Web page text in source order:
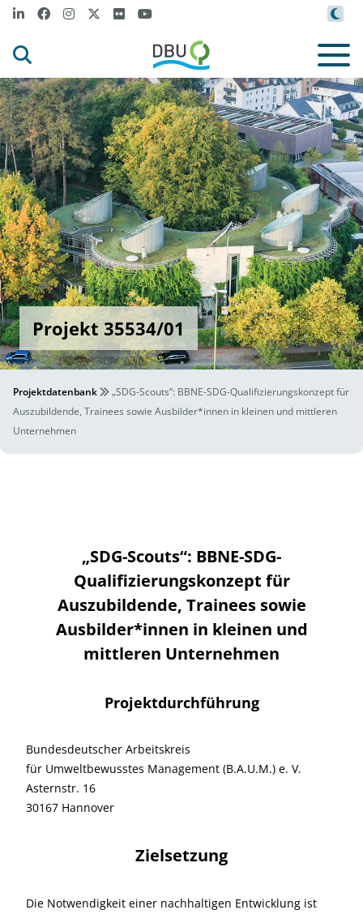
Projekt 35534/01
Projektdatenbank
„SDG-Scouts“: BBNE-SDG-Qualifizierungskonzept für
Auszubildende, Trainees sowie Ausbilder*innen in kleinen und mittleren
Unternehmen
„SDG-Scouts“: BBNE-SDG-
Qualifizierungskonzept für
Auszubildende, Trainees sowie
Ausbilder*innen in kleinen und
mittleren Unternehmen
Projektdurchführung
Bundesdeutscher Arbeitskreis
für Umweltbewusstes Management (B.A.U.M.) e. V.
Asternstr. 16
30167 Hannover
Zielsetzung
Die Notwendigkeit einer nachhaltigen Entwicklung ist